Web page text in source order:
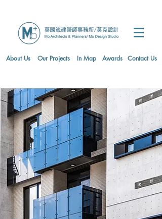
About Us Our Projects In Map Awards Contact Us